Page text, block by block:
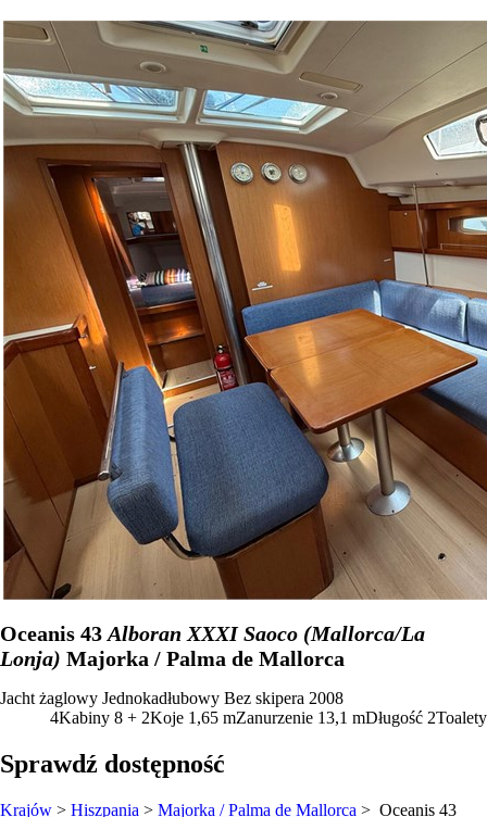
Oceanis 43 Alboran XXXI Saoco (Mallorca/La
Lonja) Majorka / Palma de Mallorca
Jacht żaglowy Jednokadłubowy Bez skipera 2008
4Kabiny 8 + 2Koje 1,65 mZanurzenie 13,1 mDługość 2Toalety
Sprawdź dostępność
Krajów > Hiszpania > Majorka / Palma de Mallorca > Oceanis 43